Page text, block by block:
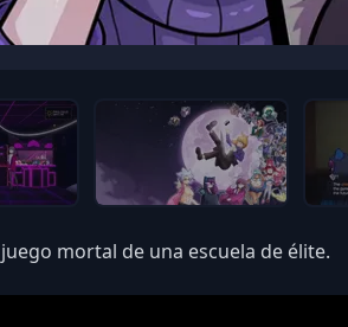
mortal de una escuela de élite.